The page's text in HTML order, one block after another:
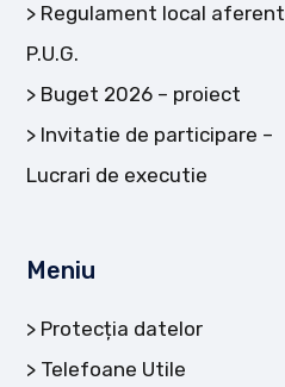
Regulament local aferent
P.U.G.
Buget 2026 – proiect
Invitatie de participare –
Lucrari de executie
Meniu
Protecția datelor
Telefoane Utile